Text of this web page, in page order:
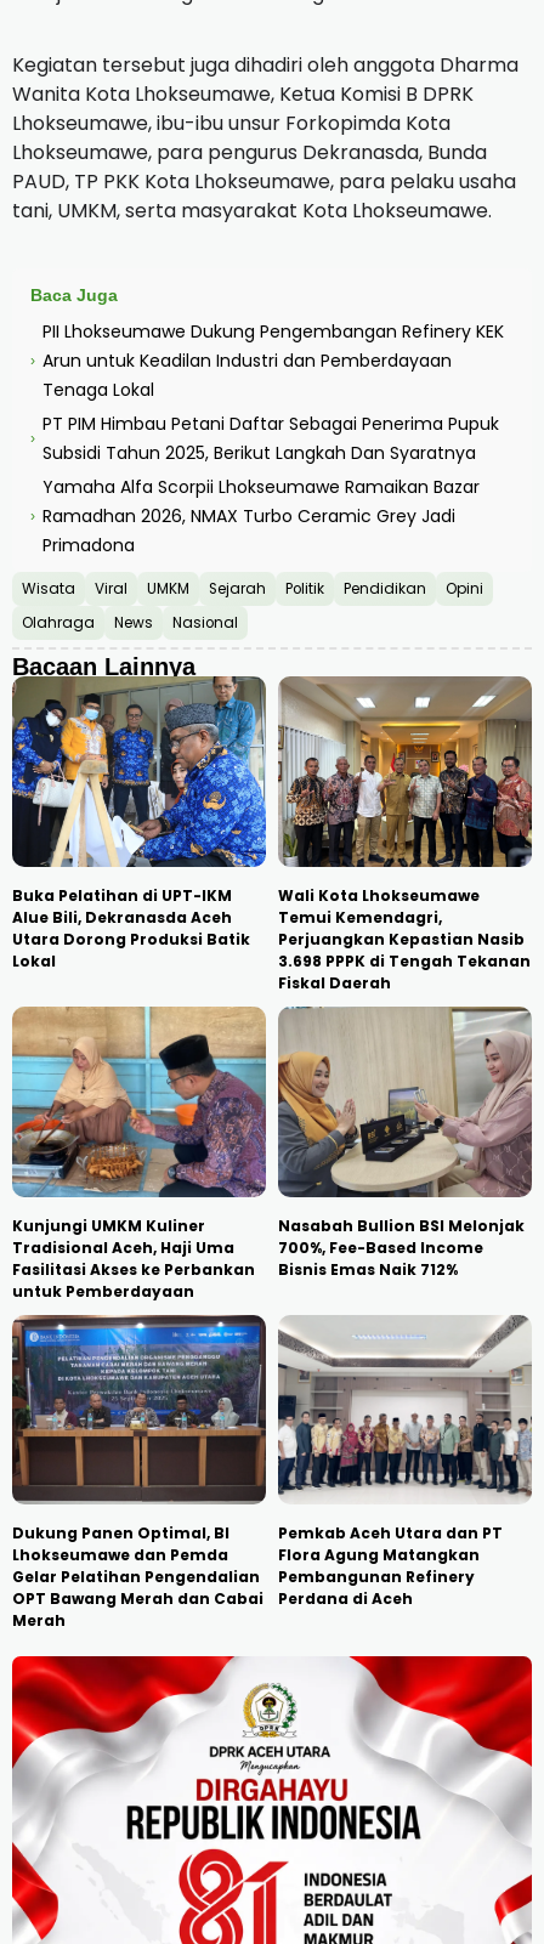
Kegiatan tersebut juga dihadiri oleh anggota Dharma
Wanita Kota Lhokseumawe, Ketua Komisi B DPRK
Lhokseumawe, ibu-ibu unsur Forkopimda Kota
Lhokseumawe, para pengurus Dekranasda, Bunda
PAUD, TP PKK Kota Lhokseumawe, para pelaku usaha
tani, UMKM, serta masyarakat Kota Lhokseumawe.
Baca Juga
›
PII Lhokseumawe Dukung Pengembangan Refinery KEK
Arun untuk Keadilan Industri dan Pemberdayaan
Tenaga Lokal
›
PT PIM Himbau Petani Daftar Sebagai Penerima Pupuk
Subsidi Tahun 2025, Berikut Langkah Dan Syaratnya
›
Yamaha Alfa Scorpii Lhokseumawe Ramaikan Bazar
Ramadhan 2026, NMAX Turbo Ceramic Grey Jadi
Primadona
Wisata Viral UMKM Sejarah Politik Pendidikan
Opini
Olahraga
News Nasional
Bacaan Lainnya
Buka Pelatihan di UPT-IKM
Alue Bili, Dekranasda Aceh
Utara Dorong Produksi Batik
Lokal
Wali Kota Lhokseumawe
Temui Kemendagri,
Perjuangkan Kepastian Nasib
3.698 PPPK di Tengah Tekanan
Fiskal Daerah
Kunjungi UMKM Kuliner
Tradisional Aceh, Haji Uma
Fasilitasi Akses ke Perbankan
untuk Pemberdayaan
Nasabah Bullion BSI Melonjak
700%, Fee-Based Income
Bisnis Emas Naik 712%
Dukung Panen Optimal, BI
Lhokseumawe dan Pemda
Gelar Pelatihan Pengendalian
OPT Bawang Merah dan Cabai
Merah
Pemkab Aceh Utara dan PT
Flora Agung Matangkan
Pembangunan Refinery
Perdana di Aceh